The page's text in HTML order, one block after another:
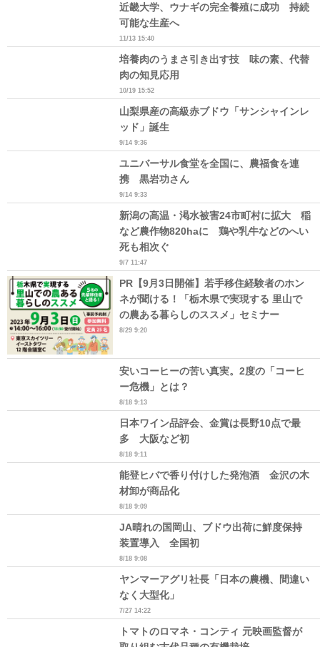
近畿大学、ウナギの完全養殖に成功 持続
可能な生産へ
11/13 15:40
培養肉のうまさ引き出す技 味の素、代替
肉の知見応用
10/19 15:52
山梨県産の高級赤ブドウ「サンシャインレ
ッド」誕生
9/14 9:36
ユニバーサル食堂を全国に、農福食を連
携 黒岩功さん
9/14 9:33
新潟の高温・渇水被害24市町村に拡大 稲
など農作物820haに 鶏や乳牛などのへい
死も相次ぐ
9/7 11:47
PR【9月3日開催】若手移住経験者のホン
ネが聞ける！「栃木県で実現する 里山で
の農ある暮らしのススメ」セミナー
8/29 9:20
安いコーヒーの苦い真実。2度の「コーヒ
ー危機」とは？
8/18 9:13
日本ワイン品評会、金賞は長野10点で最
多 大阪など初
8/18 9:11
能登ヒバで香り付けした発泡酒 金沢の木
材卸が商品化
8/18 9:09
JA晴れの国岡山、ブドウ出荷に鮮度保持
装置導入 全国初
8/18 9:08
ヤンマーアグリ社長「日本の農機、間違い
なく大型化」
7/27 14:22
トマトのロマネ・コンティ 元映画監督が